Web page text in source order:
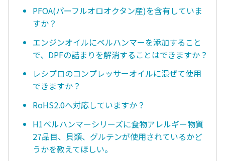
PFOA(パーフルオロオクタン産)を含有していま
すか？
エンジンオイルにベルハンマーを添加すること
で、DPFの詰まりを解消することはできますか？
レシプロのコンプレッサーオイルに混ぜて使用
できますか？
RoHS2.0へ対応していますか？
H1ベルハンマーシリーズに食物アレルギー物質
27品目、貝類、グルテンが使用されているかど
うかを教えてほしい。